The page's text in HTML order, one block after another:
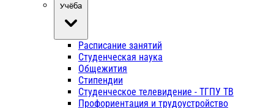
Учёба
Расписание занятий
Студенческая наука
Общежития
Стипендии
Студенческое телевидение - ТГПУ ТВ
Профориентация и трудоустройство